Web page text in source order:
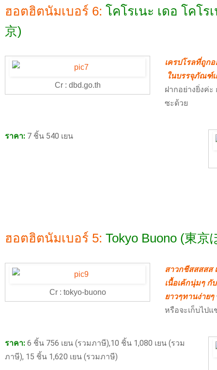
ฮอตฮิตนัมเบอร์ 6: โคโรเนะ เดอ โคโร
京)
Cr : dbd.go.th
เครปโรลที่ถูก
ในบรรจุภัณฑ์เ
ฝากอย่างยิ่งค่
ซะด้วย
ราคา: 7 ชิ้น 540 เยน
ฮอตฮิตนัมเบอร์ 5: Tokyo Buono (東京
Cr : tokyo-buono
สาวกชีสสสสส
เนื้อเค้กนุ่มๆ กั
ยาวๆทานง่ายๆ
หรือจะเก็บไป
ราคา: 6 ชิ้น 756 เยน (รวมภาษี),10 ชิ้น 1,080 เยน (รวม
ภาษี), 15 ชิ้น 1,620 เยน (รวมภาษี)